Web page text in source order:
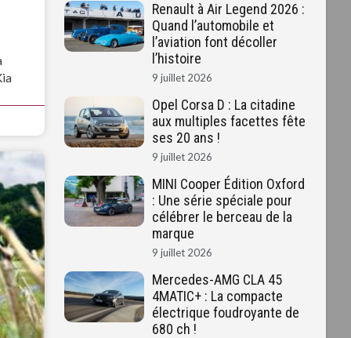
Renault à Air Legend 2026 :
Quand l’automobile et
l’aviation font décoller
l’histoire
9 juillet 2026
Opel Corsa D : La citadine
aux multiples facettes fête
ses 20 ans !
9 juillet 2026
MINI Cooper Édition Oxford
: Une série spéciale pour
célébrer le berceau de la
marque
9 juillet 2026
Mercedes-AMG CLA 45
4MATIC+ : La compacte
électrique foudroyante de
680 ch !